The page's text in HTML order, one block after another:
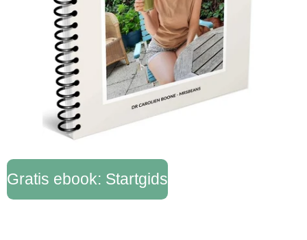
Gratis ebook: Startgids